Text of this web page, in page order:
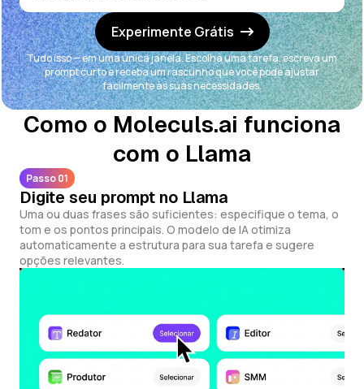
Experimente Grátis
Tudo isso — em uma única janela. Escolha uma tarefa, escreva um
prompt curto e receba um rascunho que você pode ajustar
facilmente às suas necessidades.
Como o Moleculs.ai funciona
com o Llama
Passo 01
Digite seu prompt no Llama
Uma ou duas frases são suficientes: especifique o tema, o
tom e os pontos principais. O modelo de IA otimiza
automaticamente a estrutura para sua tarefa e sugere
opções relevantes.